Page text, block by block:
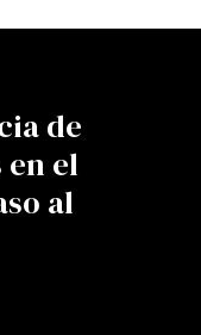
de
el
al